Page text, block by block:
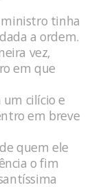
ministro tinha
a ordem.
vez,
em que
cilício e
em breve
quem ele
o fim